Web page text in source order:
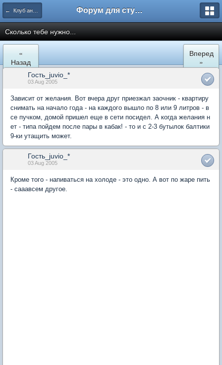
← Клуб анонимных алкоголиков Форум для студента СГА
Сколько тебе нужно...
«
Назад
Вперед
»
Гость_juvio_*
03 Aug 2005
Зависит от желания. Вот вчера друг приезжал заочник - квартиру
снимать на начало года - на каждого вышло по 8 или 9 литров - в
се пучком, домой пришел еще в сети посидел. А когда желания н
ет - типа пойдем после пары в кабак! - то и с 2-3 бутылок балтики
9-ки утащить может.
Гость_juvio_*
03 Aug 2005
Кроме того - напиваться на холоде - это одно. А вот по жаре пить
- сааавсем другое.